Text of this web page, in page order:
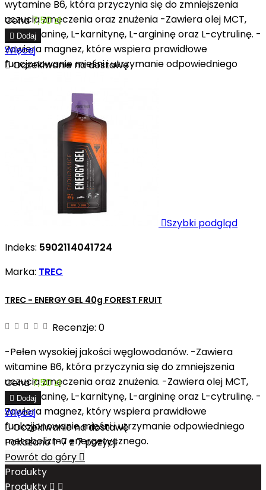
wytamine B6, która przyczynia się do zmniejszenia
uczucia zmęczenia oraz znużenia -Zawiera olej MCT,
beta-alaninę, L-karnitynę, L-argininę oraz L-cytrulinę. -
Zawiera magnez, które wspiera prawidłowe
funcjonowanie mieśni i utrzymanie odpowiedniego
Cena7,50 zł
 Dodaj
Więcej
Oczekiwanie na dostawę
Szybki podgląd
Indeks: 5902114041724
Marka: TREC
TREC - ENERGY GEL 40g FOREST FRUIT
Recenzje: 0
-Pełen wysokiej jakości węglowodanów. -Zawiera
witamine B6, która przyczynia się do zmniejszenia
uczucia zmęczenia oraz znużenia. -Zawiera olej MCT,
beta-alaninę, L-karnitynę, L-argininę oraz L-cytrulinę. -
Zawiera magnez, który wspiera prawidłowe
funkcjjonowanie mięśni i utrzymanie odpowiedniego
metabolizmu energetycznego.
Cena7,50 zł
 Dodaj
Więcej
Oczekiwanie na dostawę
Pokazano 1-7 z 7 pozycji
Powrót do góry 
Produkty
Produkty  